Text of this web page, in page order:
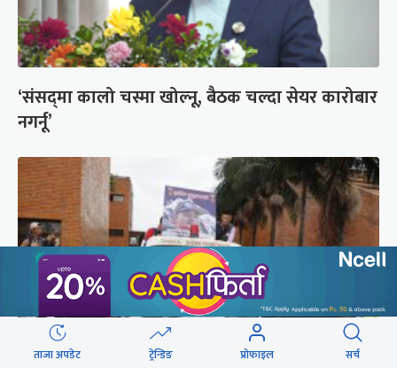
‘संसद्‍मा कालो चस्मा खोल्नू, बैठक चल्दा सेयर कारोबार
नगर्नू’
ताजा अपडेट ट्रेन्डिङ प्रोफाइल सर्च